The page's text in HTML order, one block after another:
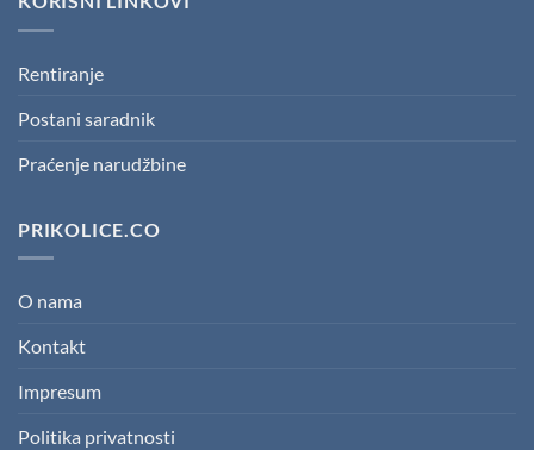
Rentiranje
Postani saradnik
Praćenje narudžbine
PRIKOLICE.CO
O nama
Kontakt
Impresum
Politika privatnosti